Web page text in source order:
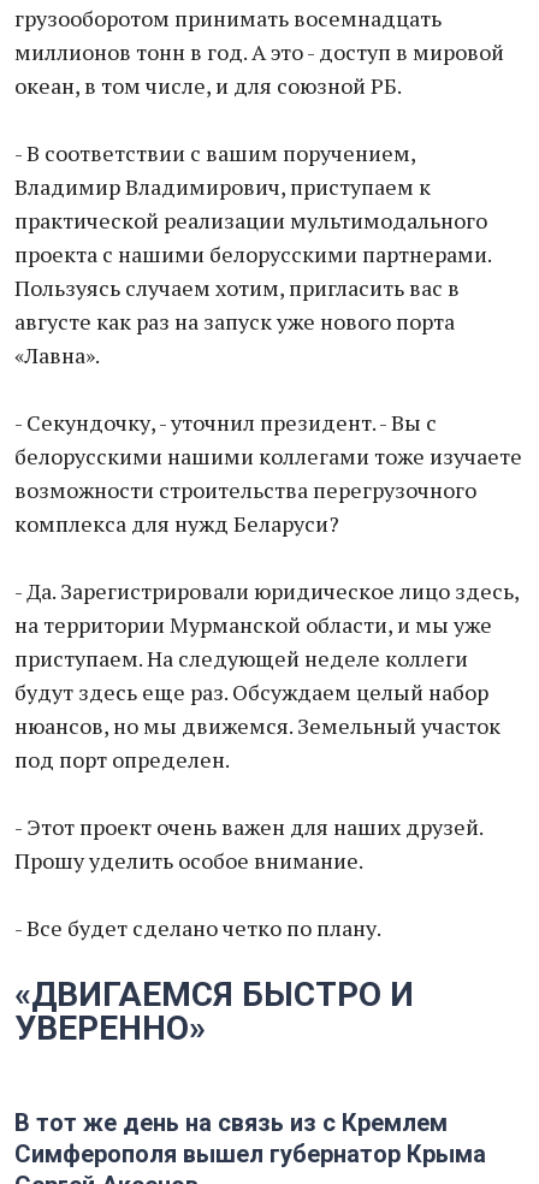
грузооборотом принимать восемнадцать
миллионов тонн в год. А это - доступ в мировой
океан, в том числе, и для союзной РБ.
- В соответствии с вашим поручением,
Владимир Владимирович, приступаем к
практической реализации мультимодального
проекта с нашими белорусскими партнерами.
Пользуясь случаем хотим, пригласить вас в
августе как раз на запуск уже нового порта
«Лавна».
- Секундочку, - уточнил президент. - Вы с
белорусскими нашими коллегами тоже изучаете
возможности строительства перегрузочного
комплекса для нужд Беларуси?
- Да. Зарегистрировали юридическое лицо здесь,
на территории Мурманской области, и мы уже
приступаем. На следующей неделе коллеги
будут здесь еще раз. Обсуждаем целый набор
нюансов, но мы движемся. Земельный участок
под порт определен.
- Этот проект очень важен для наших друзей.
Прошу уделить особое внимание.
- Все будет сделано четко по плану.
«ДВИГАЕМСЯ БЫСТРО И
УВЕРЕННО»
В тот же день на связь из с Кремлем
Симферополя вышел губернатор Крыма